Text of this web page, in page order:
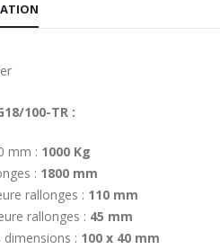
100-TR :
mm : 1000 Kg
: 1800 mm
rallonges : 110 mm
rallonges : 45 mm
: 100 x 40 mm